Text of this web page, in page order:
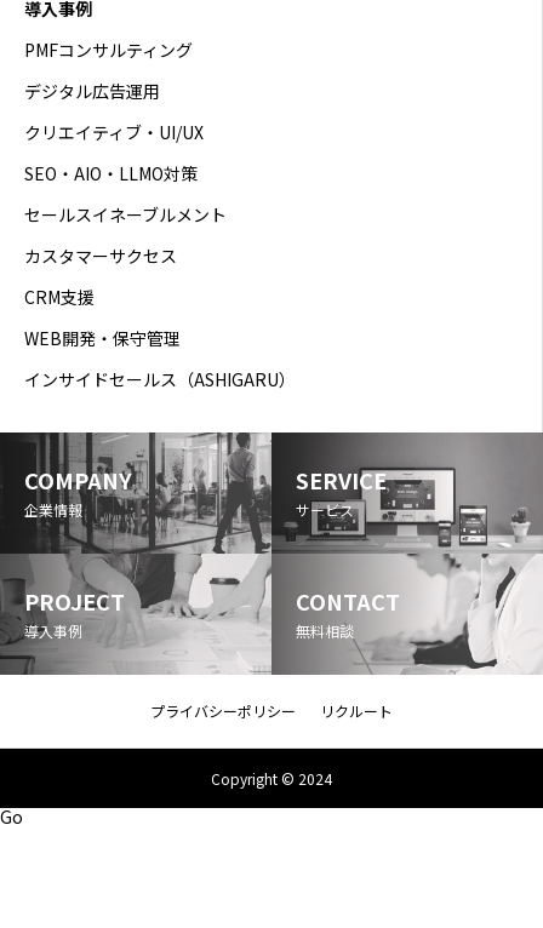
導入事例
PMFコンサルティング
デジタル広告運用
クリエイティブ・UI/UX
SEO・AIO・LLMO対策
セールスイネーブルメント
カスタマーサクセス
CRM支援
WEB開発・保守管理
インサイドセールス（ASHIGARU）
COMPANY
企業情報
SERVICE
サービス
PROJECT
導入事例
CONTACT
無料相談
プライバシーポリシー リクルート
Copyright © 2024
Go